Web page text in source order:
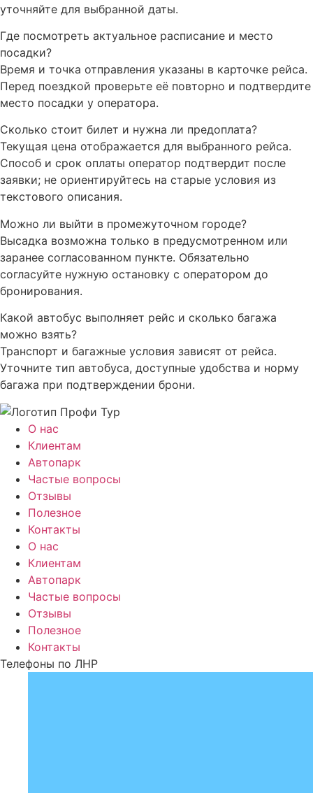
уточняйте для выбранной даты.
Где посмотреть актуальное расписание и место
посадки?
Время и точка отправления указаны в карточке рейса.
Перед поездкой проверьте её повторно и подтвердите
место посадки у оператора.
Сколько стоит билет и нужна ли предоплата?
Текущая цена отображается для выбранного рейса.
Способ и срок оплаты оператор подтвердит после
заявки; не ориентируйтесь на старые условия из
текстового описания.
Можно ли выйти в промежуточном городе?
Высадка возможна только в предусмотренном или
заранее согласованном пункте. Обязательно
согласуйте нужную остановку с оператором до
бронирования.
Какой автобус выполняет рейс и сколько багажа
можно взять?
Транспорт и багажные условия зависят от рейса.
Уточните тип автобуса, доступные удобства и норму
багажа при подтверждении брони.
О нас
Клиентам
Автопарк
Частые вопросы
Отзывы
Полезное
Контакты
О нас
Клиентам
Автопарк
Частые вопросы
Отзывы
Полезное
Контакты
Телефоны по ЛНР